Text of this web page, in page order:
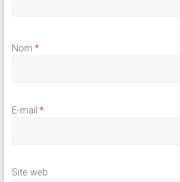
Nom *
E-mail *
Site web